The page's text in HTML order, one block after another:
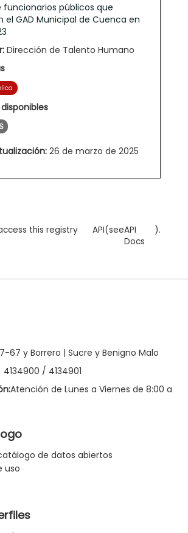
funcionarios públicos que
el GAD Municipal de Cuenca en
Dirección de Talento Humano
26 de marzo de 2025
this registry
API(seeAPI
Docs
).
67 y Borrero | Sucre y Benigno Malo
/ 4134901
Atención de Lunes a Viernes de 8:00 a
de datos abiertos
uso